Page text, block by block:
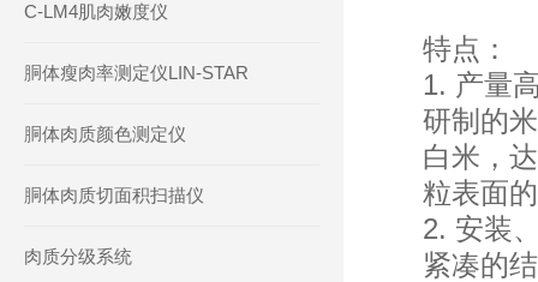
C-LM4肌肉嫩度仪
胴体瘦肉率测定仪LIN-STAR
胴体肉质颜色测定仪
胴体肉质切面积扫描仪
肉质分级系统
特点：
1. 产量
研制的
白米，
粒表面
2. 安装
紧凑的